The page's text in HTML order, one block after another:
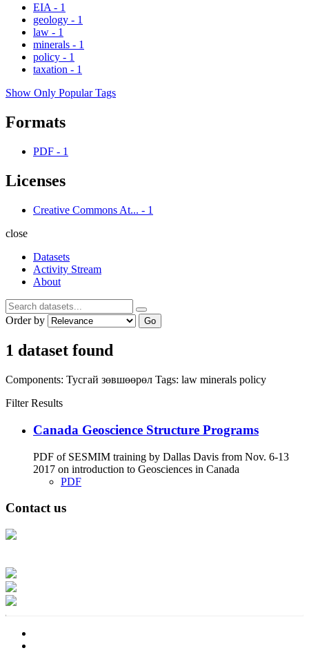
EIA - 1
geology - 1
law - 1
minerals - 1
policy - 1
taxation - 1
Show Only Popular Tags
Formats
PDF - 1
Licenses
Creative Commons At... - 1
close
Datasets
Activity Stream
About
Order by Go
1 dataset found
Components: Тусгай зөвшөөрөл Tags: law minerals policy
Filter Results
Canada Geoscience Structure Programs
PDF of SESMIM training by Dallas Davis from Nov. 6-13
2017 on introduction to Geosciences in Canada
PDF
Contact us